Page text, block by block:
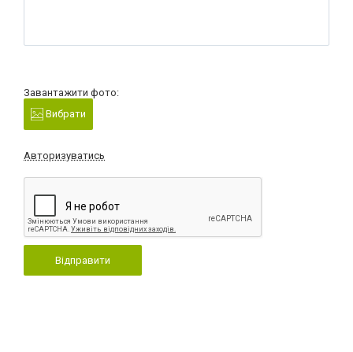
Завантажити фото:
Вибрати
Авторизуватись
Відправити